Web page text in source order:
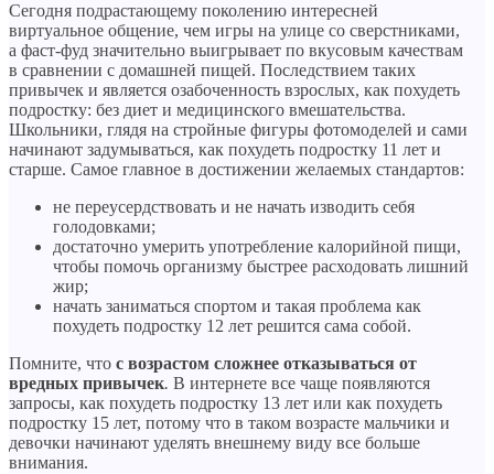
Сегодня подрастающему поколению интересней
виртуальное общение, чем игры на улице со сверстниками,
а фаст-фуд значительно выигрывает по вкусовым качествам
в сравнении с домашней пищей. Последствием таких
привычек и является озабоченность взрослых, как похудеть
подростку: без диет и медицинского вмешательства.
Школьники, глядя на стройные фигуры фотомоделей и сами
начинают задумываться, как похудеть подростку 11 лет и
старше. Самое главное в достижении желаемых стандартов:
не переусердствовать и не начать изводить себя
голодовками;
достаточно умерить употребление калорийной пищи,
чтобы помочь организму быстрее расходовать лишний
жир;
начать заниматься спортом и такая проблема как
похудеть подростку 12 лет решится сама собой.
Помните, что с возрастом сложнее отказываться от
вредных привычек. В интернете все чаще появляются
запросы, как похудеть подростку 13 лет или как похудеть
подростку 15 лет, потому что в таком возрасте мальчики и
девочки начинают уделять внешнему виду все больше
внимания.